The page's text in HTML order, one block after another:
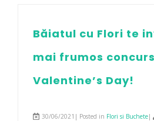
Băiatul cu Flori te
mai frumos
Valentine’s Day!
30/06/2021| Posted in Flori si Buchete|